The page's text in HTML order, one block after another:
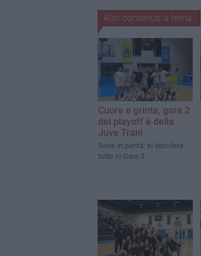
Altri contenuti a tema
Cuore e grinta, gara 2
dei playoff è della
Juve Trani
Serie in parità: si deciderà
tutto in Gara 3